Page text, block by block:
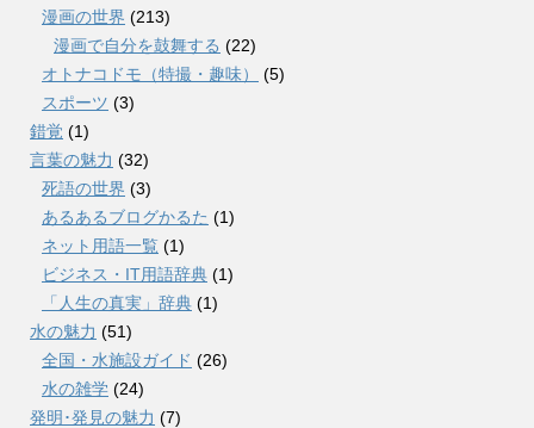
漫画の世界 (213)
漫画で自分を鼓舞する (22)
オトナコドモ（特撮・趣味）
(5)
スポーツ (3)
錯覚 (1)
言葉の魅力 (32)
死語の世界 (3)
あるあるブログかるた (1)
ネット用語一覧 (1)
ビジネス・IT用語辞典 (1)
「人生の真実」辞典 (1)
水の魅力 (51)
全国・水施設ガイド (26)
水の雑学 (24)
発明･発見の魅力 (7)